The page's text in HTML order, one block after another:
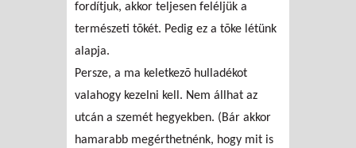
fordítjuk, akkor teljesen feléljük a
természeti tõkét. Pedig ez a tõke létünk
alapja.
Persze, a ma keletkezõ hulladékot
valahogy kezelni kell. Nem állhat az
utcán a szemét hegyekben. (Bár akkor
hamarabb megérthetnénk, hogy mit is